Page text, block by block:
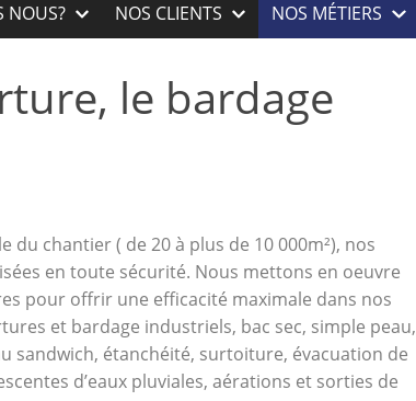
NOUS? NOS CLIENTS NOS MÉTIERS
le bardage
du chantier ( de 20 à plus de 10 000m²), nos
en toute sécurité. Nous mettons en oeuvre
pour offrir une efficacité maximale dans nos
et bardage industriels, bac sec, simple peau,
sandwich, étanchéité, surtoiture, évacuation de
d’eaux pluviales, aérations et sorties de